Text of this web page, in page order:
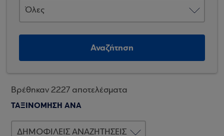
Αναζήτηση
Βρέθηκαν 2227 αποτελέσματα
ΤΑΞΙΝΟΜΗΣΗ ΑΝΑ